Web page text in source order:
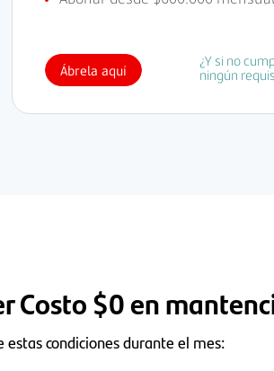
Ábrela aquí
¿Y si no
ningún
Costo $0 en
estas condiciones durante el mes: